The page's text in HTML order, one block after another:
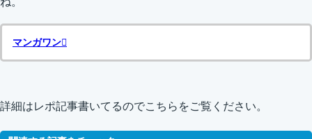
マンガワン
詳細はレポ記事書いてるのでこちらをご覧ください。